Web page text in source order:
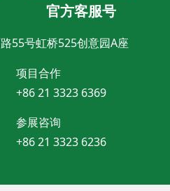
官方客服号
55号虹桥525创意园A座
项目合作
+86 21 3323 6369
参展咨询
+86 21 3323 6236